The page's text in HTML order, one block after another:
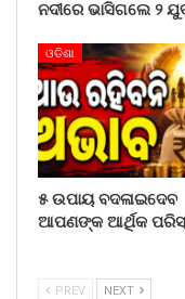
ନଦୀରେ ଭାସିଗଲେ ୨
ଓଡିଶା
୫ ଉପାୟ ବଦଳାଇଦେବ
ଆପଣଙ୍କ ଆର୍ଥିକ
PREV NEXT